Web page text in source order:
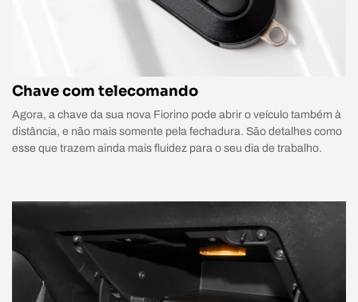
Chave com telecomando
Agora, a chave da sua nova Fiorino pode abrir o veículo também à
distância, e não mais somente pela fechadura. São detalhes como
esse que trazem ainda mais fluidez para o seu dia de trabalho.